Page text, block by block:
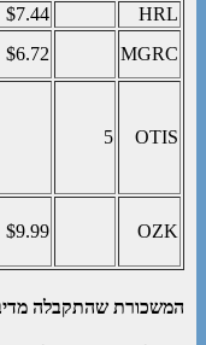
HRL
$7.44
MGRC
$6.72
OTIS
5
OZK
$9.99
המשכורת שהתקבלה